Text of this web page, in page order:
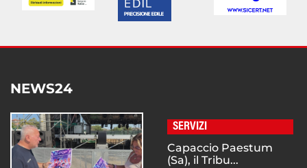
NEWS24
SERVIZI
Capaccio Paestum
(Sa), il Tribu...